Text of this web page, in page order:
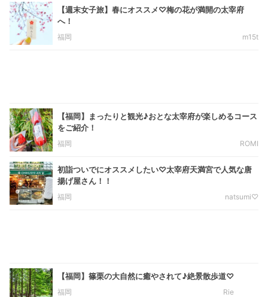
【週末女子旅】春にオススメ♡梅の花が満開の太宰府
へ！
福岡 m15t
【福岡】まったりと観光♪おとな太宰府が楽しめるコース
をご紹介！
福岡 ROMI
初詣ついでにオススメしたい♡太宰府天満宮で人気な唐
揚げ屋さん！！
福岡 natsumi♡
【福岡】篠栗の大自然に癒やされて♪絶景散歩道♡
福岡 Rie